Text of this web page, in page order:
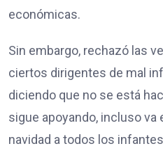
económicas.
Sin embargo, rechazó las
ciertos dirigentes de mal
diciendo que no se está
sigue apoyando, incluso
navidad a todos los